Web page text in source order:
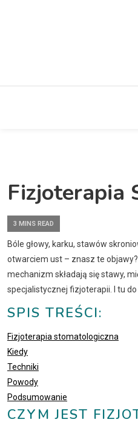
Fizjoterapia
3 MINS READ
Bóle głowy, karku, stawów
otwarciem ust – znasz te
mechanizm składają się stawy,
specjalistycznej fizjoterapii. I tu
SPIS TREŚCI:
Fizjoterapia stomatologiczna
Kiedy
Techniki
Powody
Podsumowanie
CZYM JEST